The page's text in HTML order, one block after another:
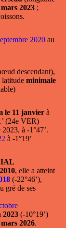
mars 2023 ;
2020 au
descendant),
latitude minimale
le 11 janvierà
(24e VER)
à -1°47’.
à -1°19’
, elle a atteint
(-22°46’),
gré de ses
2023(-10°19’)
2026.